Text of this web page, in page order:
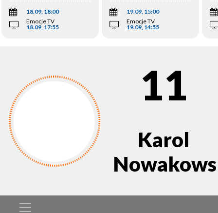
18.09, 18:00
Emocje TV
18.09, 17:55
19.09, 15:00
Emocje TV
19.09, 14:55
11
Karol